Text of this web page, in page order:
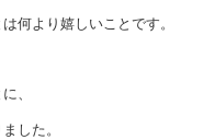
何より嬉しいことです。
、
した。